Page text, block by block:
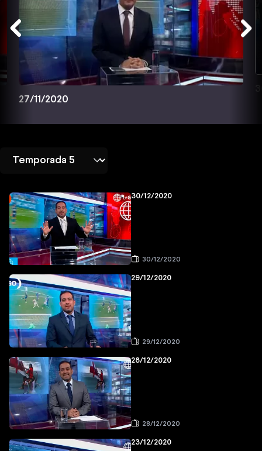
27/11/2020
30/12/2020
30/12/2020
29/12/2020
29/12/2020
28/12/2020
28/12/2020
23/12/2020